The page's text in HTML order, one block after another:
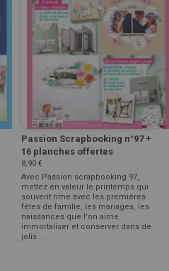
Passion Scrapbooking n°97 +
16 planches offertes
8,90 €
Avec Passion scrapbooking 97,
mettez en valeur le printemps qui
souvent rime avec les premières
fêtes de famille, les mariages, les
naissances que l'on aime
immortaliser et conserver dans de
jolis ...